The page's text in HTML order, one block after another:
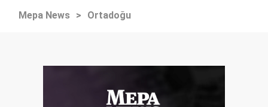
Mepa News > Ortadoğu